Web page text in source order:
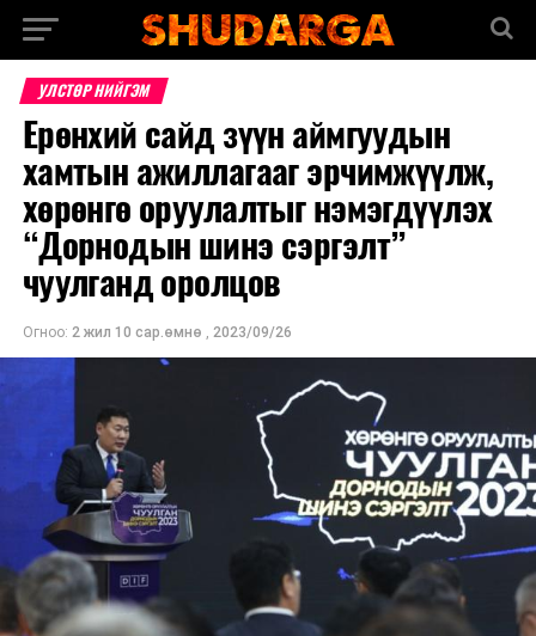
УЛСТӨР НИЙГЭМ
Ерөнхий сайд зүүн аймгуудын
хамтын ажиллагааг эрчимжүүлж,
хөрөнгө оруулалтыг нэмэгдүүлэх
“Дорнодын шинэ сэргэлт”
чуулганд оролцов
Огноо: 2 жил 10 сар.өмнө , 2023/09/26